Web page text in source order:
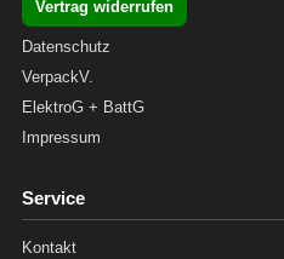
Vertrag widerrufen
Datenschutz
VerpackV.
ElektroG + BattG
Impressum
Service
Kontakt